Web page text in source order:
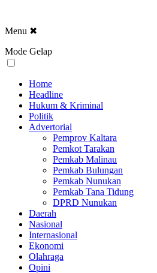
Menu ✖
Mode Gelap
Home
Headline
Hukum & Kriminal
Politik
Advertorial
Pemprov Kaltara
Pemkot Tarakan
Pemkab Malinau
Pemkab Bulungan
Pemkab Nunukan
Pemkab Tana Tidung
DPRD Nunukan
Daerah
Nasional
Internasional
Ekonomi
Olahraga
Opini